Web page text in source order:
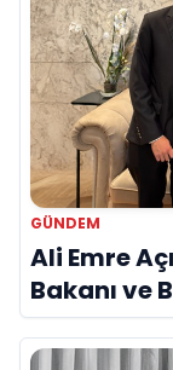
GÜNDEM
Ali Emre
Bakanı ve
Bir Araya